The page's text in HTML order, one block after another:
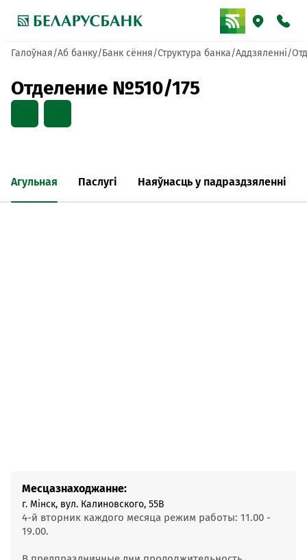
Галоўная Аб банку Банк сёння Структура банка Аддзяленні
Отделение №510/175
Агульная Паслугі Наяўнасць у падраздзяленні
Месцазнаходжанне:
г. Мінск, вул. Калиновского, 55В
4-й вторник каждого месяца режим работы: 11.00 -
19.00.